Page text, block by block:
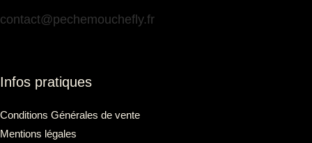
contact@pechemouchefly.fr
Infos pratiques
Conditions Générales de vente
Mentions légales